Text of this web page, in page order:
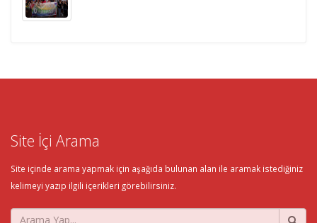
Site İçi Arama
Site içinde arama yapmak için aşağıda bulunan alan ile aramak istediğiniz
kelimeyi yazıp ilgili içerikleri görebilirsiniz.